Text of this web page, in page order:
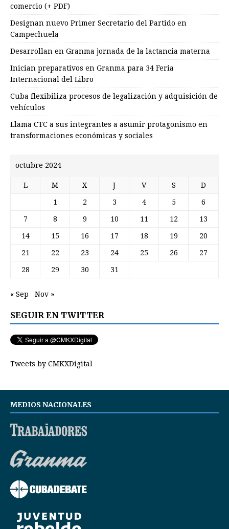
comercio (+ PDF)
Designan nuevo Primer Secretario del Partido en
Campechuela
Desarrollan en Granma jornada de la lactancia materna
Inician preparativos en Granma para 34 Feria
Internacional del Libro
Cuba flexibiliza procesos de legalización y adquisición de
vehículos
Llama CTC a sus integrantes a asumir protagonismo en
transformaciones económicas y sociales
octubre 2024
L M X J V S D
1 2 3 4 5 6
7 8 9 10 11 12 13
14 15 16 17 18 19 20
21 22 23 24 25 26 27
28 29 30 31
« Sep Nov »
SEGUIR EN TWITTER
Tweets by CMKXDigital
MEDIOS NACIONALES